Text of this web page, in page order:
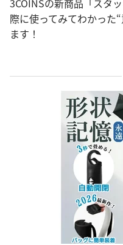
3COINSの新商品「スタ
際に使ってみてわかった
ます！